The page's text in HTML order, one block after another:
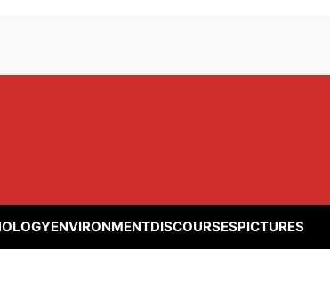
ENVIRONMENTDISCOURSESPICTURES